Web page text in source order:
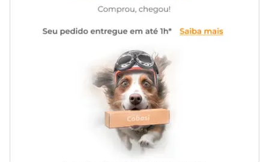
Unissex